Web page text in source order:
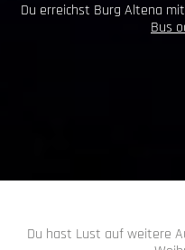
Du erreichst Burg Altena
Bus
Du hast Lust auf weitere